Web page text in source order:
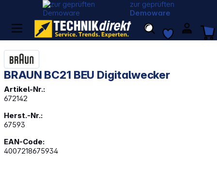
zur geprüften
Demoware
BRAUN BC21 BEU Digitalwecker
Artikel-Nr.:
672142
Herst.-Nr.:
67593
EAN-Code:
4007218675934